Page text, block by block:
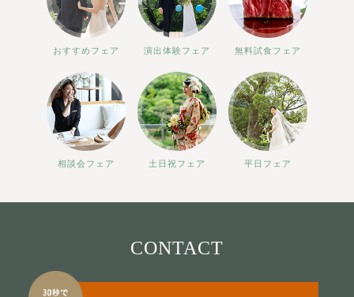
おすすめフェア 演出体験フェア 無料試食フェア
相談会フェア 土日祝フェア 平日フェア
CONTACT